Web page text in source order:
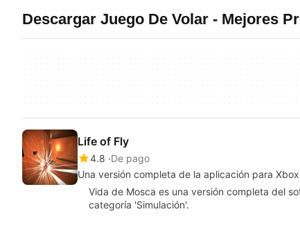
Descargar Juego De Volar - Mejores
Life of Fly
4.8 De pago
Una versión completa de la aplicación para Xbox
Vida de Mosca es una versión completa del
categoría 'Simulación'.